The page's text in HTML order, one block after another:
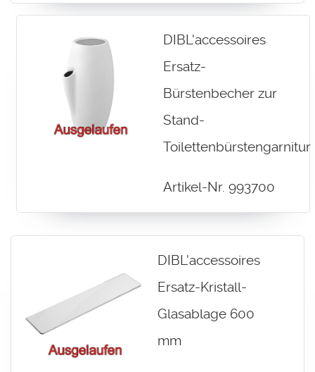
DIBL'accessoires
Ersatz-
Bürstenbecher zur
Stand-
Toilettenbürstengarnitur
Artikel-Nr. 993700
DIBL'accessoires
Ersatz-Kristall-
Glasablage 600
mm